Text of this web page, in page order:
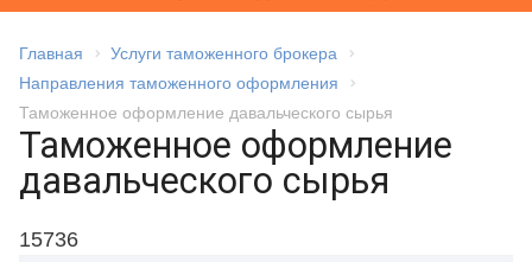
Главная
Услуги таможенного брокера
Направления таможенного оформления
Таможенное оформление давальческого сырья
Таможенное оформление
давальческого сырья
15736